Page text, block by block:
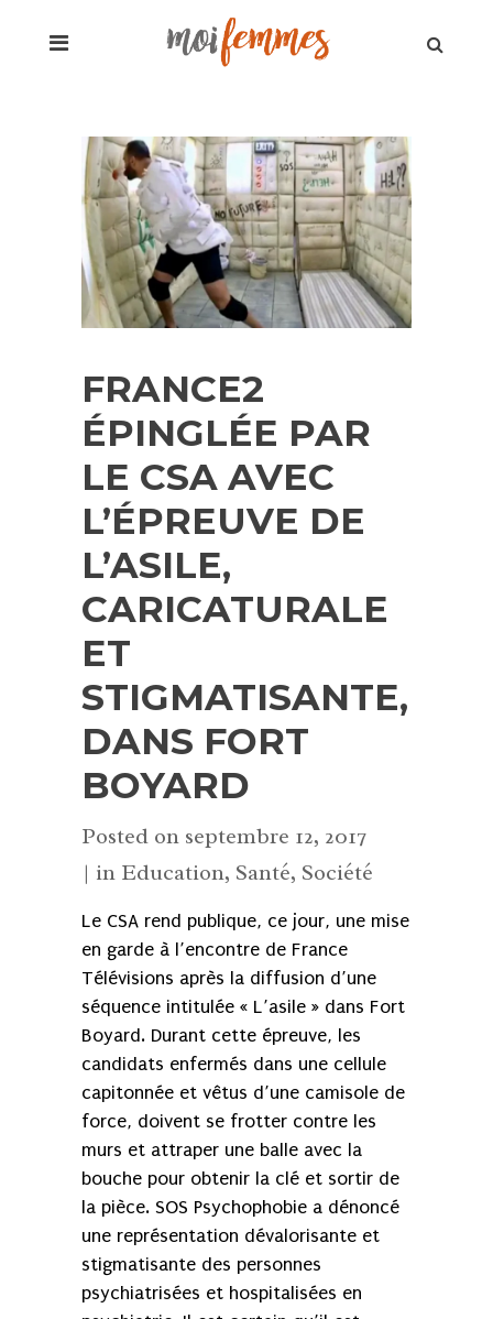
FRANCE2
ÉPINGLÉE PAR
LE CSA AVEC
L’ÉPREUVE DE
L’ASILE,
CARICATURALE
ET
STIGMATISANTE,
DANS FORT
BOYARD
Posted on septembre 12, 2017
in Education, Santé, Société
Le CSA rend publique, ce jour, une mise
en garde à l’encontre de France
Télévisions après la diffusion d’une
séquence intitulée « L’asile » dans Fort
Boyard. Durant cette épreuve, les
candidats enfermés dans une cellule
capitonnée et vêtus d’une camisole de
force, doivent se frotter contre les
murs et attraper une balle avec la
bouche pour obtenir la clé et sortir de
la pièce. SOS Psychophobie a dénoncé
une représentation dévalorisante et
stigmatisante des personnes
psychiatrisées et hospitalisées en